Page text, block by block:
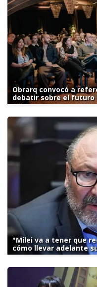
Obrarq convocó a
debatir sobre el futuro
"Milei va a tener que
cómo llevar adelante